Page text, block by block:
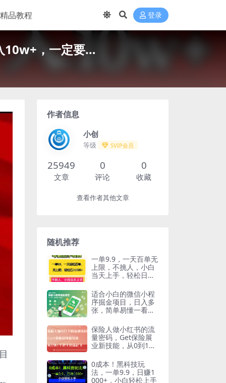
精品教程 登录
10w+，一定要…
作者信息
小创
等级 SVIP会员
25949
文章
0
评论
0
收藏
查看作者其他文章
随机推荐
一单9.9，一天百单无
上限，不挑人，小白
当天上手，轻松日入
适合小白的微信小程
序掘金项目，日入多
张，简单易懂一看就
保险人做小红书的流
量密码，Get保险展
业新技能，从0到1手
0成本！黑科技玩
法，一单9.9，日赚1
000+，小白轻松上手